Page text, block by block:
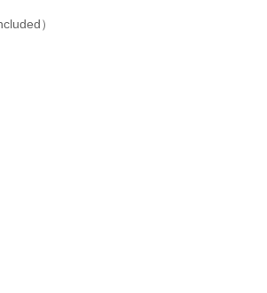
）